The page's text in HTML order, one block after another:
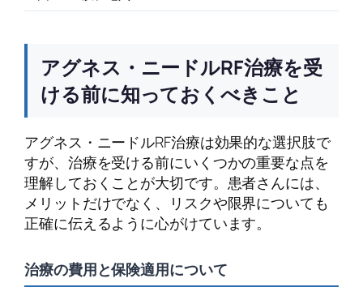
アグネス・ニードルRF治療を受
ける前に知っておくべきこと
アグネス・ニードルRF治療は効果的な選択肢で
すが、治療を受ける前にいくつかの重要な点を
理解しておくことが大切です。患者さんには、
メリットだけでなく、リスクや限界についても
正確に伝えるように心がけています。
治療の費用と保険適用について